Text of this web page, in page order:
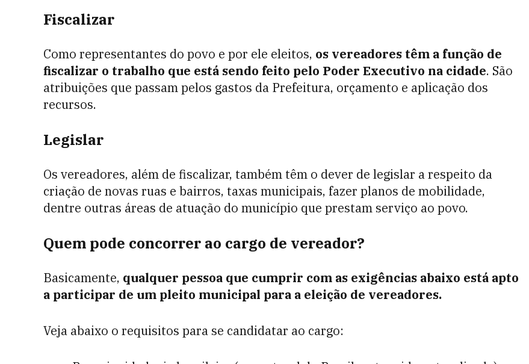
Fiscalizar
Como representantes do povo e por ele eleitos, os vereadores têm a função de
fiscalizar o trabalho que está sendo feito pelo Poder Executivo na cidade. São
atribuições que passam pelos gastos da Prefeitura, orçamento e aplicação dos
recursos.
Legislar
Os vereadores, além de fiscalizar, também têm o dever de legislar a respeito da
criação de novas ruas e bairros, taxas municipais, fazer planos de mobilidade,
dentre outras áreas de atuação do município que prestam serviço ao povo.
Quem pode concorrer ao cargo de vereador?
Basicamente, qualquer pessoa que cumprir com as exigências abaixo está apto
a participar de um pleito municipal para a eleição de vereadores.
Veja abaixo o requisitos para se candidatar ao cargo: